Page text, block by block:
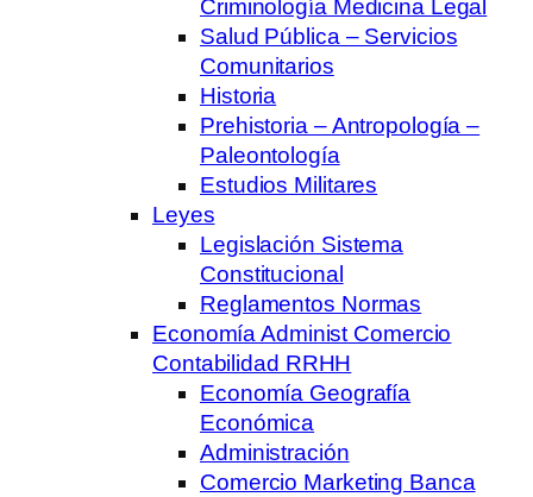
Criminología Medicina Legal
Salud Pública – Servicios
Comunitarios
Historia
Prehistoria – Antropología –
Paleontología
Estudios Militares
Leyes
Legislación Sistema
Constitucional
Reglamentos Normas
Economía Administ Comercio
Contabilidad RRHH
Economía Geografía
Económica
Administración
Comercio Marketing Banca